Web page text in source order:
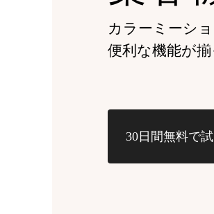
カラーミーショ
便利な機能が揃
30日間無料で